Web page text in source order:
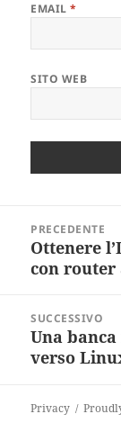
EMAIL*
SITO WEB
articoli
PRECEDENTE
Articolo
precedente:
Ottenere
con
SUCCESSIVO
Articolo
successivo:
Una
verso
Privacy